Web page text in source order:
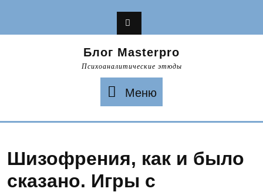
Блог Masterpro
Психоаналитические этюды
Меню
Шизофрения, как и было
сказано. Игры с